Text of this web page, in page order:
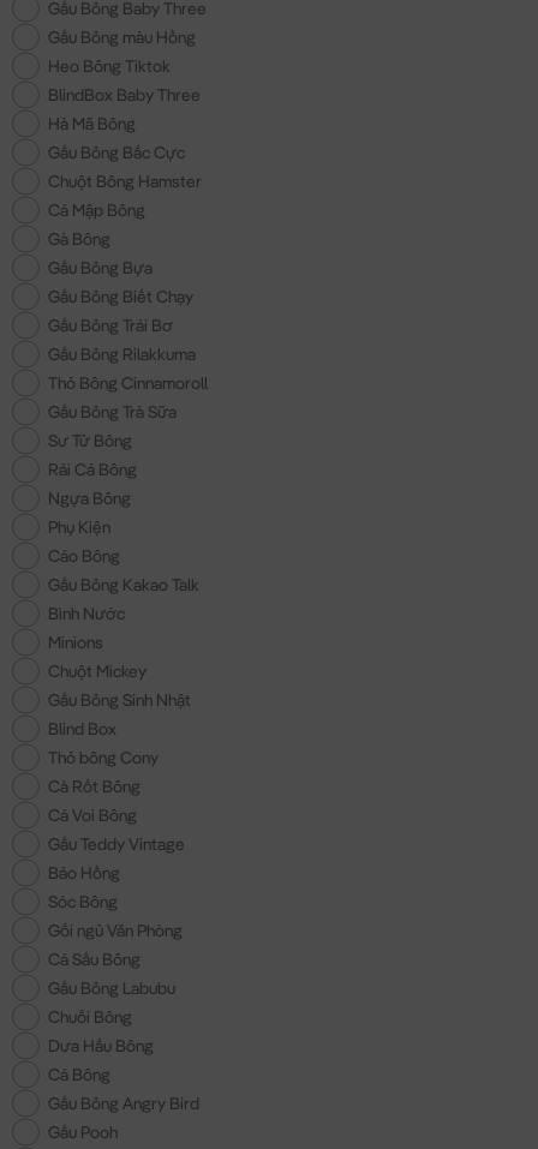
Gấu Bông Baby Three
Gấu Bông màu Hồng
Heo Bông Tiktok
BlindBox Baby Three
Hà Mã Bông
Gấu Bông Bắc Cực
Chuột Bông Hamster
Cá Mập Bông
Gà Bông
Gấu Bông Bựa
Gấu Bông Biết Chạy
Gấu Bông Trái Bơ
Gấu Bông Rilakkuma
Thỏ Bông Cinnamoroll
Gấu Bông Trà Sữa
Sư Tử Bông
Rái Cá Bông
Ngựa Bông
Phụ Kiện
Cáo Bông
Gấu Bông Kakao Talk
Bình Nước
Minions
Chuột Mickey
Gấu Bông Sinh Nhật
Blind Box
Thỏ bông Cony
Cà Rốt Bông
Cá Voi Bông
Gấu Teddy Vintage
Báo Hồng
Sóc Bông
Gối ngủ Văn Phòng
Cá Sấu Bông
Gấu Bông Labubu
Chuối Bông
Dưa Hấu Bông
Cá Bông
Gấu Bông Angry Bird
Gấu Pooh